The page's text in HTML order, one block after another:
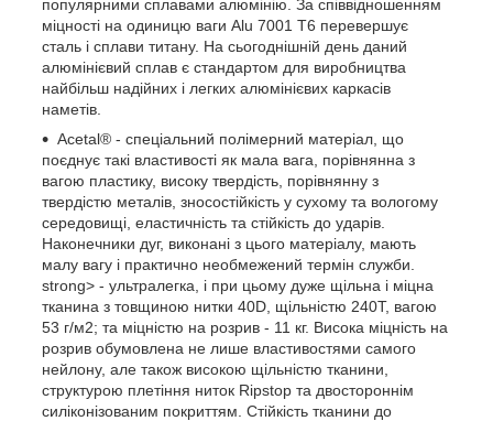
популярними сплавами алюмінію. За співвідношенням
міцності на одиницю ваги Alu 7001 T6 перевершує
сталь і сплави титану. На сьогоднішній день даний
алюмінієвий сплав є стандартом для виробництва
найбільш надійних і легких алюмінієвих каркасів
наметів.
Acetal® - спеціальний полімерний матеріал, що
поєднує такі властивості як мала вага, порівнянна з
вагою пластику, високу твердість, порівнянну з
твердістю металів, зносостійкість у сухому та вологому
середовищі, еластичність та стійкість до ударів.
Наконечники дуг, виконані з цього матеріалу, мають
малу вагу і практично необмежений термін служби.
strong> - ультралегка, і при цьому дуже щільна і міцна
тканина з товщиною нитки 40D, щільністю 240T, вагою
53 г/м2; та міцністю на розрив - 11 кг. Висока міцність на
розрив обумовлена не лише властивостями самого
нейлону, але також високою щільністю тканини,
структурою плетіння ниток Ripstop та двостороннім
силіконізованим покриттям. Стійкість тканини до